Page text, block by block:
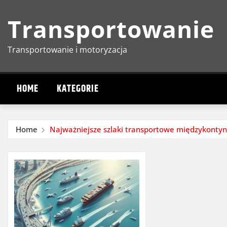
content
Transportowanie
Transportowanie i motoryzacja
HOME KATEGORIE
Home Najważniejsze szlaki transportowe